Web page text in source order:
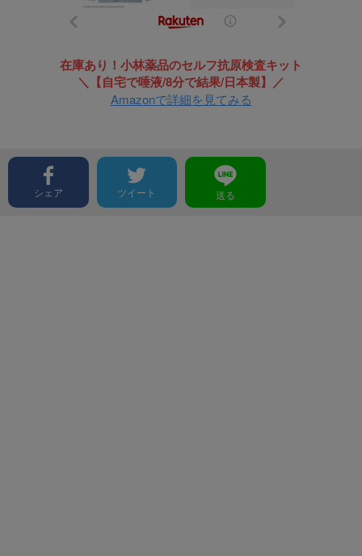
在庫あり！小林薬品のセルフ抗原検査キット
＼【自宅で唾液/8分で結果/日本製】／
Amazonで詳細を見てみる
シェア ツイート 送る